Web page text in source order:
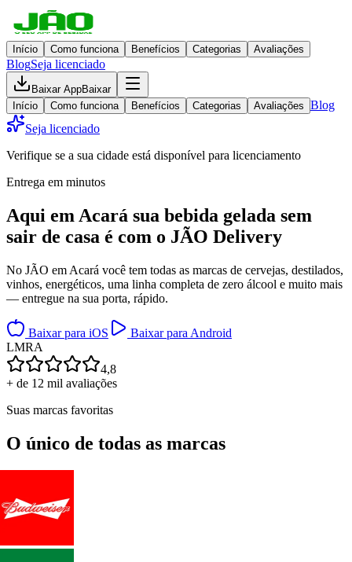
Início Como funciona Benefícios Categorias Avaliações
BlogSeja licenciado
Baixar AppBaixar
Início
Como funciona Benefícios Categorias Avaliações Blog
Seja licenciado
Verifique se a sua cidade está disponível para licenciamento
Entrega em minutos
Aqui em Acará sua bebida gelada sem
sair de casa é com o JÃO Delivery
No JÃO em Acará você tem todas as marcas de cervejas, destilados,
vinhos, energéticos, uma linha completa de zero álcool e muito mais
— entregue na sua porta, rápido.
Baixar para iOS
Baixar para Android
LMRA
4,8
+ de 12 mil avaliações
Suas marcas favoritas
O único de todas as marcas